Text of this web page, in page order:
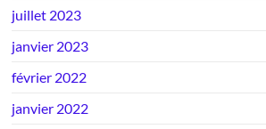
juillet 2023
janvier 2023
février 2022
janvier 2022